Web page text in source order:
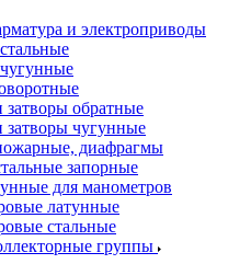
и электроприводы
обратные
чугунные
диафрагмы
запорные
для манометров
латунные
стальные
группы